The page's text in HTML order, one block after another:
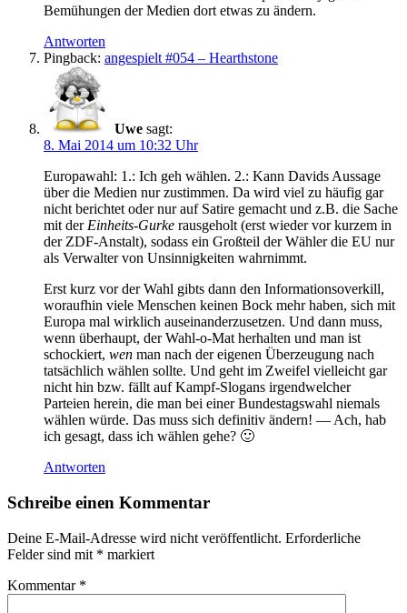
Bemühungen der Medien dort etwas zu ändern.
Antworten
Pingback: angespielt #054 – Hearthstone
Uwe sagt:
8. Mai 2014 um 10:32 Uhr
Europawahl: 1.: Ich geh wählen. 2.: Kann Davids Aussage
über die Medien nur zustimmen. Da wird viel zu häufig gar
nicht berichtet oder nur auf Satire gemacht und z.B. die Sache
mit derEinheits-Gurke rausgeholt (erst wieder vor kurzem in
der ZDF-Anstalt), sodass ein Großteil der Wähler die EU nur
als Verwalter von Unsinnigkeiten wahrnimmt.
Erst kurz vor der Wahl gibts dann den Informationsoverkill,
woraufhin viele Menschen keinen Bock mehr haben, sich mit
Europa mal wirklich auseinanderzusetzen. Und dann muss,
wenn überhaupt, der Wahl-o-Mat herhalten und man ist
schockiert, wen man nach der eigenen Überzeugung nach
tatsächlich wählen sollte. Und geht im Zweifel vielleicht gar
nicht hin bzw. fällt auf Kampf-Slogans irgendwelcher
Parteien herein, die man bei einer Bundestagswahl niemals
wählen würde. Das muss sich definitiv ändern! — Ach, hab
ich gesagt, dass ich wählen gehe? 🙂
Antworten
Schreibe einen Kommentar
Deine E-Mail-Adresse wird nicht veröffentlicht. Erforderliche
Felder sind mit * markiert
Kommentar *